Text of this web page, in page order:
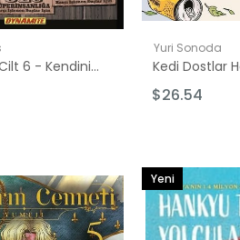
The Boys Cilt 6 - Kendini Koruyan Toplum
Yuri Sonoda
$26.54
Yeni
Ürün